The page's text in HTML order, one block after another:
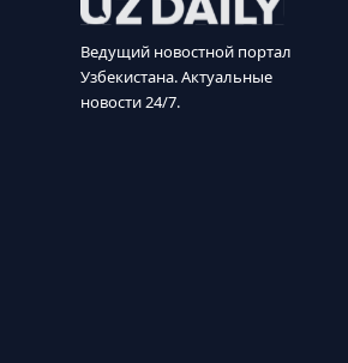
Ведущий новостной портал
Узбекистана. Актуальные
новости 24/7.